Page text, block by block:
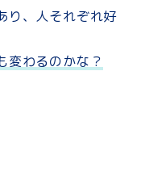
り、人それぞれ好
変わるのかな？